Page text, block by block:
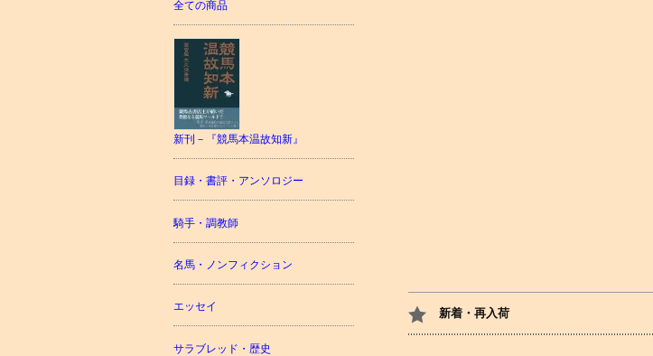
新着・再入荷
全ての商品
新刊－『競馬本温故知新』
目録・書評・アンソロジー
騎手・調教師
名馬・ノンフィクション
エッセイ
サラブレッド・歴史